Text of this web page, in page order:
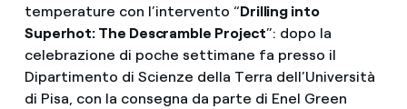
temperature con l’intervento “Drilling into
Superhot: The Descramble Project”: dopo la
celebrazione di poche settimane fa presso il
Dipartimento di Scienze della Terra dell’Università
di Pisa, con la consegna da parte di Enel Green